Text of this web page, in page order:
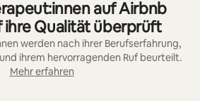
auf Airbnb
ihre Qualität überprüft
werden nach ihrer Berufserfahrung,
ihrem hervorragenden Ruf beurteilt.
Mehr erfahren